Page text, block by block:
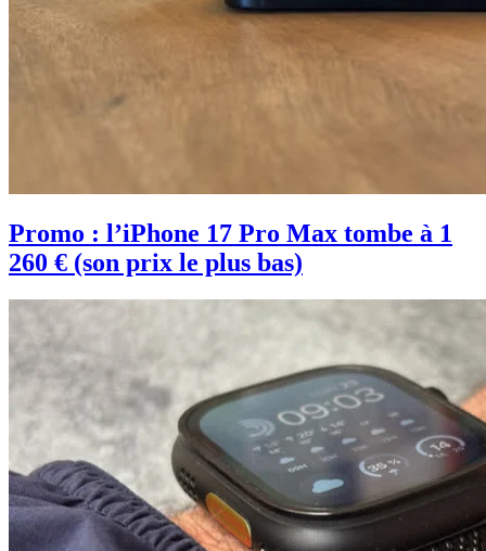
Promo : l’iPhone 17 Pro Max tombe à 1
260 € (son prix le plus bas)